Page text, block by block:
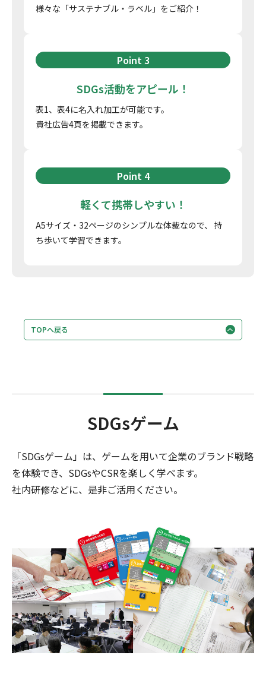
様々な「サステナブル・ラベル」をご紹介！
Point 3
SDGs活動をアピール！
表1、表4に名入れ加工が可能です。
貴社広告4頁を掲載できます。
Point 4
軽くて携帯しやすい！
A5サイズ・32ページのシンプルな体裁なので、
持
ち歩いて学習できます。
TOPへ戻る
SDGsゲーム
「SDGsゲーム」は、ゲームを用いて企業のブランド戦略
を体験でき、SDGsやCSRを楽しく学べます。
社内研修などに、是非ご活用ください。